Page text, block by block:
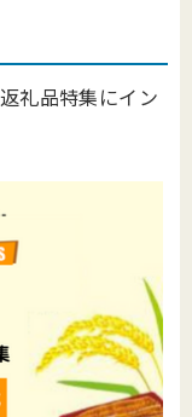
礼品特集にイン